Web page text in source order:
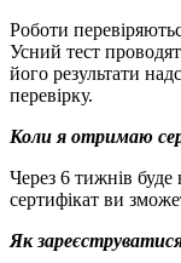
Роботи
Усний тест
його результати
перевірку.
Коли я отримаю
Через 6 тижнів буде
сертифікат ви
Як